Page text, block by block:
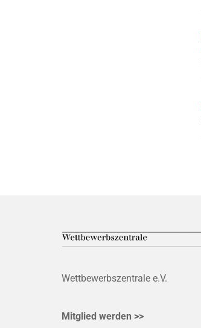
Wettbewerbszentrale e.V.
Mitglied werden >>